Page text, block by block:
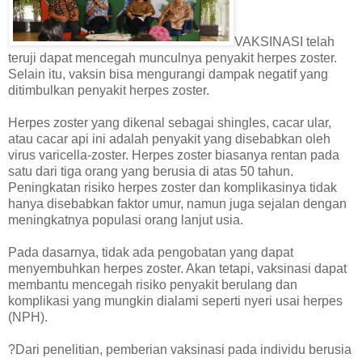
VAKSINASI telah
teruji dapat mencegah munculnya penyakit herpes zoster.
Selain itu, vaksin bisa mengurangi dampak negatif yang
ditimbulkan penyakit herpes zoster.
Herpes zoster yang dikenal sebagai shingles, cacar ular,
atau cacar api ini adalah penyakit yang disebabkan oleh
virus varicella-zoster. Herpes zoster biasanya rentan pada
satu dari tiga orang yang berusia di atas 50 tahun.
Peningkatan risiko herpes zoster dan komplikasinya tidak
hanya disebabkan faktor umur, namun juga sejalan dengan
meningkatnya populasi orang lanjut usia.
Pada dasarnya, tidak ada pengobatan yang dapat
menyembuhkan herpes zoster. Akan tetapi, vaksinasi dapat
membantu mencegah risiko penyakit berulang dan
komplikasi yang mungkin dialami seperti nyeri usai herpes
(NPH).
?Dari penelitian, pemberian vaksinasi pada individu berusia